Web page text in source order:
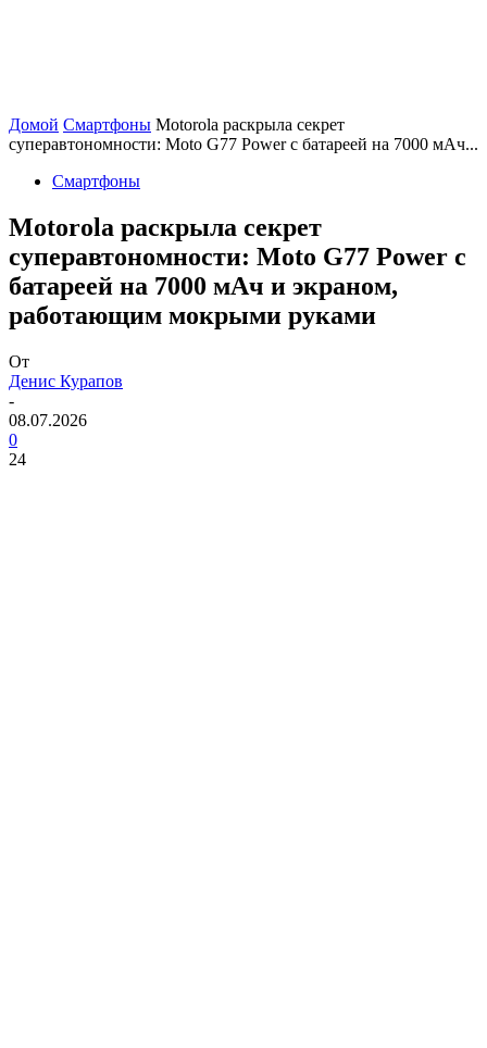
Домой Смартфоны Motorola раскрыла секрет
суперавтономности: Moto G77 Power с батареей на 7000 мАч...
Смартфоны
Motorola раскрыла секрет
суперавтономности: Moto G77 Power с
батареей на 7000 мАч и экраном,
работающим мокрыми руками
От
Денис Курапов
-
08.07.2026
0
24